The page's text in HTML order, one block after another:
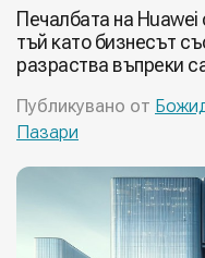
Печалбата на Huawei
тъй като бизнесът
разраства въпреки
Публикувано от
Пазари